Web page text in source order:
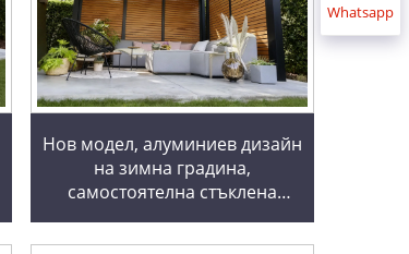
Нов модел, алуминиев дизайн
на зимна градина,
самостоятелна стъклена
слънчева стая, пергола,
Whatsapp